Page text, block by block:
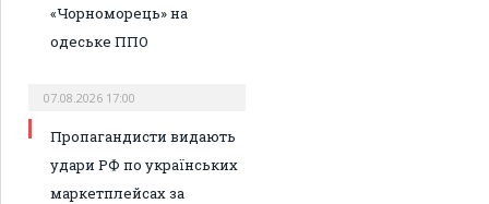
«Чорноморець» на
одеське ППО
07.08.2026 17:00
Пропагандисти видають
удари РФ по українських
маркетплейсах за